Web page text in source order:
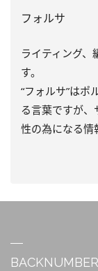
フォルサ
ライティング、
す。
“フォルサ”はポ
る言葉ですが
性の為になる情
BACKNUMBER